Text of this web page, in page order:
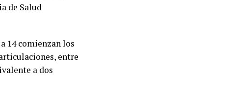
de Salud
14 comienzan los
entre
a dos